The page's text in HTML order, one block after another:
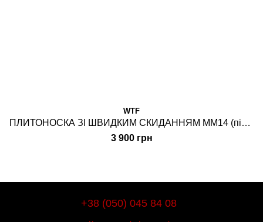
WTF
ПЛИТОНОСКА ЗІ ШВИДКИМ СКИДАННЯМ MМ14 (піксель)
3 900 грн
+38 (050) 045 84 08